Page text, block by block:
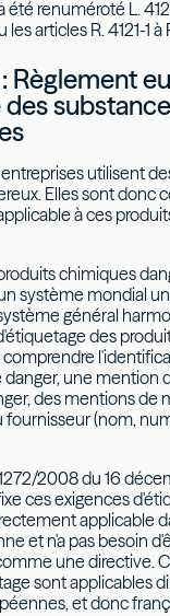
été renuméroté L.
articles R. 4121-1 à
Règlement
utilisent
Elles sont donc
à ces
chimiques
système mondial
général
des
une mention
des mentions de
fournisseur (nom,
2008 du 16
ces exigences
applicable
et n'a pas besoin
une directive.
sont applicables
et donc